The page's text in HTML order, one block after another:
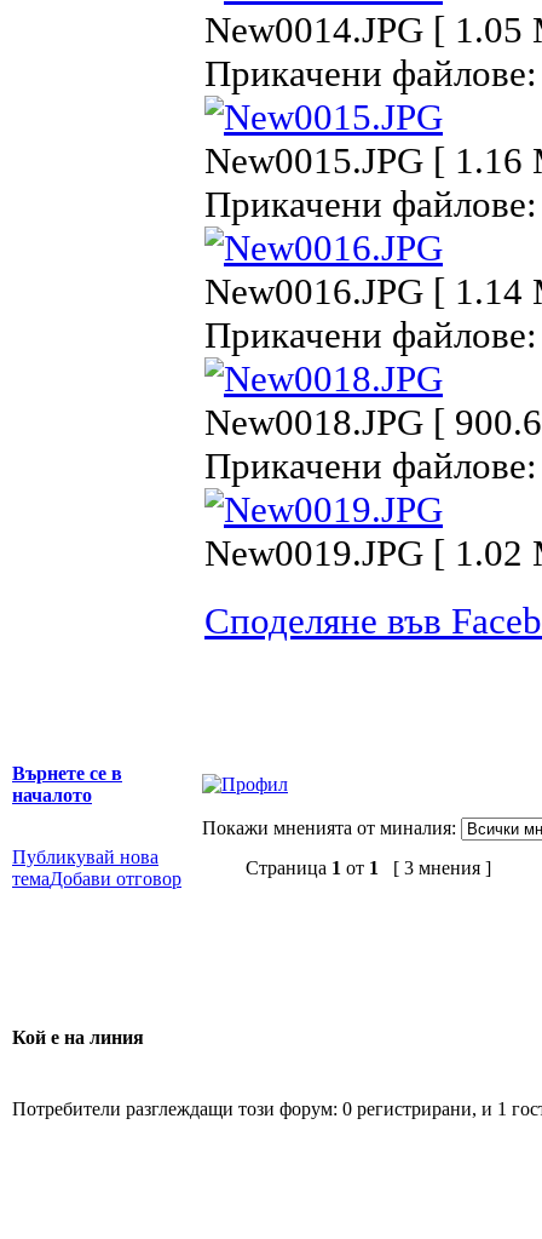
New0014.JPG [
Прикачени файлове:
New0015.JPG [
Прикачени файлове:
New0016.JPG [
Прикачени файлове:
New0018.JPG [
Прикачени файлове:
New0019.JPG [
Споделяне във
Върнете се в
началото
Покажи мненията от миналия:
Публикувай нова
темаДобави отговор
Страница 1 от 1 [ 3 мнения ]
Кой е на линия
Потребители разглеждащи този форум: 0 регистрирани, и 1